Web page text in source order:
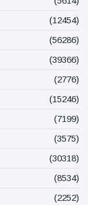
(12454)
(56286)
(39366)
(2776)
(15246)
(7199)
(3575)
(30318)
(8534)
(2252)